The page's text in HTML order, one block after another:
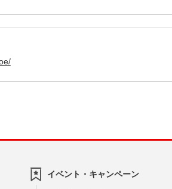
イベント・キャンペーン